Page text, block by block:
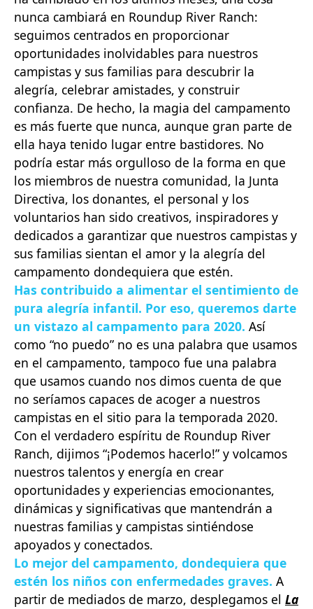
nunca cambiará en Roundup River Ranch:
seguimos centrados en proporcionar
oportunidades inolvidables para nuestros
campistas y sus familias para descubrir la
alegría, celebrar amistades, y construir
confianza. De hecho, la magia del campamento
es más fuerte que nunca, aunque gran parte de
ella haya tenido lugar entre bastidores. No
podría estar más orgulloso de la forma en que
los miembros de nuestra comunidad, la Junta
Directiva, los donantes, el personal y los
voluntarios han sido creativos, inspiradores y
dedicados a garantizar que nuestros campistas y
sus familias sientan el amor y la alegría del
campamento dondequiera que estén.
Has contribuido a alimentar el sentimiento de
pura alegría infantil. Por eso, queremos darte
un vistazo al campamento para 2020. Así
como “no puedo” no es una palabra que usamos
en el campamento, tampoco fue una palabra
que usamos cuando nos dimos cuenta de que
no seríamos capaces de acoger a nuestros
campistas en el sitio para la temporada 2020.
Con el verdadero espíritu de Roundup River
Ranch, dijimos “¡Podemos hacerlo!” y volcamos
nuestros talentos y energía en crear
oportunidades y experiencias emocionantes,
dinámicas y significativas que mantendrán a
nuestras familias y campistas sintiéndose
apoyados y conectados.
Lo mejor del campamento, dondequiera que
estén los niños con enfermedades graves. A
partir de mediados de marzo, desplegamos el La